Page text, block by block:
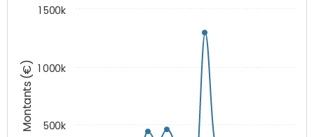
Montants (€) 500k
1 000k
1 500k